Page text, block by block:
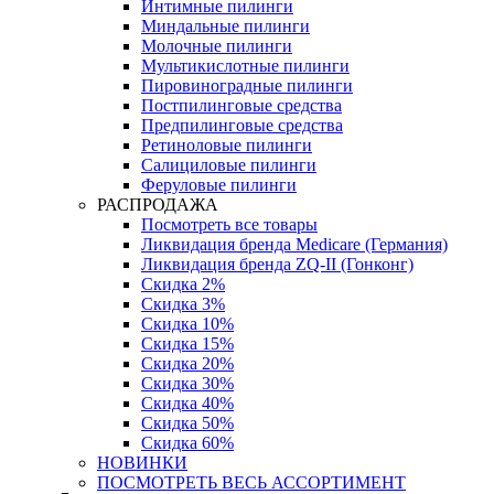
Интимные пилинги
Миндальные пилинги
Молочные пилинги
Мультикислотные пилинги
Пировиноградные пилинги
Постпилинговые средства
Предпилинговые средства
Ретиноловые пилинги
Салициловые пилинги
Феруловые пилинги
РАСПРОДАЖА
Посмотреть все товары
Ликвидация бренда Medicare (Германия)
Ликвидация бренда ZQ-II (Гонконг)
Скидка 2%
Скидка 3%
Скидка 10%
Скидка 15%
Скидка 20%
Скидка 30%
Скидка 40%
Скидка 50%
Скидка 60%
НОВИНКИ
ПОСМОТРЕТЬ ВЕСЬ АССОРТИМЕНТ